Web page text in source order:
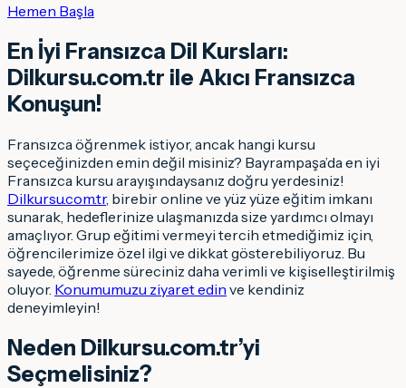
Hemen Başla
En İyi Fransızca Dil Kursları:
Dilkursu.com.tr ile Akıcı Fransızca
Konuşun!
Fransızca öğrenmek istiyor, ancak hangi kursu
seçeceğinizden emin değil misiniz? Bayrampaşa’da en iyi
Fransızca kursu arayışındaysanız doğru yerdesiniz!
Dilkursu.com.tr, birebir online ve yüz yüze eğitim imkanı
sunarak, hedeflerinize ulaşmanızda size yardımcı olmayı
amaçlıyor. Grup eğitimi vermeyi tercih etmediğimiz için,
öğrencilerimize özel ilgi ve dikkat gösterebiliyoruz. Bu
sayede, öğrenme süreciniz daha verimli ve kişiselleştirilmiş
oluyor. Konumumuzu ziyaret edin ve kendiniz
deneyimleyin!
Neden Dilkursu.com.tr’yi
Seçmelisiniz?